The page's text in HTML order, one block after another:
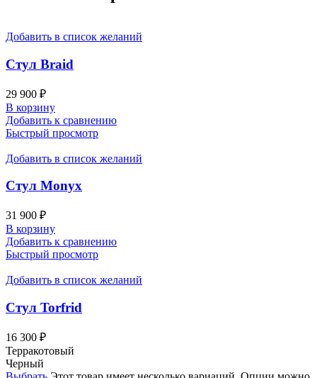
Добавить в список желаний
Стул Braid
29 900 ₽
В корзину
Добавить к сравнению
Быстрый просмотр
Добавить в список желаний
Стул Monyx
31 900 ₽
В корзину
Добавить к сравнению
Быстрый просмотр
Добавить в список желаний
Стул Torfrid
16 300 ₽
Терракотовый
Черный